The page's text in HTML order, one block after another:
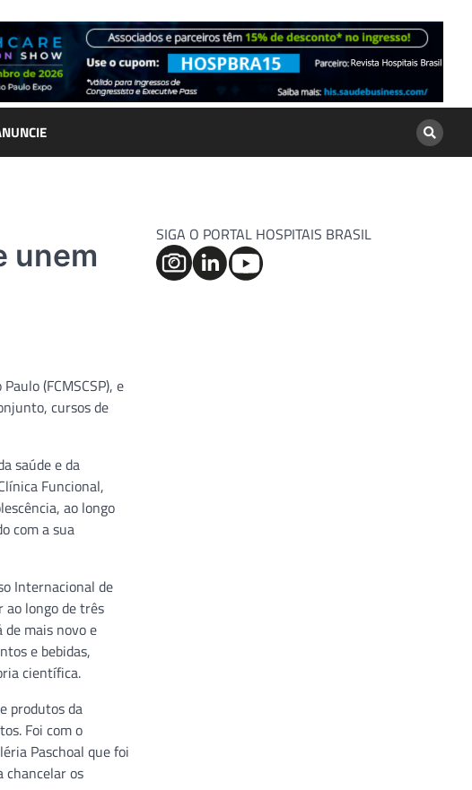
unem
(FCMSCSP), e
cursos de
saúde e da
Funcional,
ao longo
com a sua
Internacional de
ao longo de três
de mais novo e
e bebidas,
científica.
produtos da
Foi com o
Paschoal que foi
chancelar os
SIGA O PORTAL HOSPITAIS BRASIL